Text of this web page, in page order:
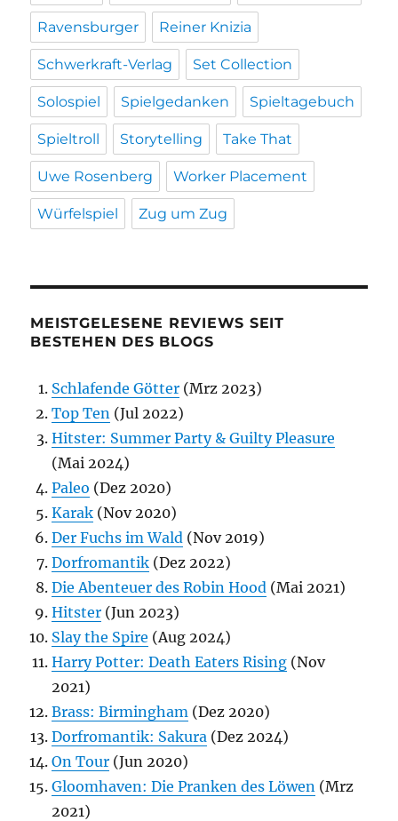
Ravensburger Reiner Knizia
Schwerkraft-Verlag Set Collection
Solospiel Spielgedanken Spieltagebuch
Spieltroll Storytelling Take That
Uwe Rosenberg Worker Placement
Würfelspiel Zug um Zug
MEISTGELESENE REVIEWS SEIT
BESTEHEN DES BLOGS
Schlafende Götter (Mrz 2023)
Top Ten (Jul 2022)
Hitster: Summer Party & Guilty Pleasure
(Mai 2024)
Paleo (Dez 2020)
Karak (Nov 2020)
Der Fuchs im Wald (Nov 2019)
Dorfromantik (Dez 2022)
Die Abenteuer des Robin Hood (Mai 2021)
Hitster (Jun 2023)
Slay the Spire (Aug 2024)
Harry Potter: Death Eaters Rising (Nov
2021)
Brass: Birmingham (Dez 2020)
Dorfromantik: Sakura (Dez 2024)
On Tour (Jun 2020)
Gloomhaven: Die Pranken des Löwen (Mrz
2021)